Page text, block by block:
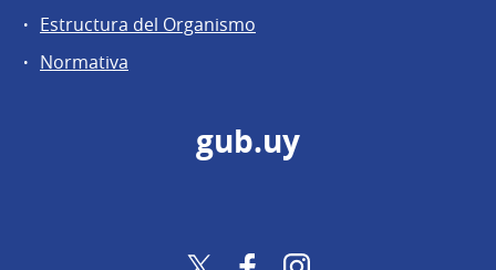
Estructura del Organismo
Normativa
gub.uy
Twitter FacebookInstagram